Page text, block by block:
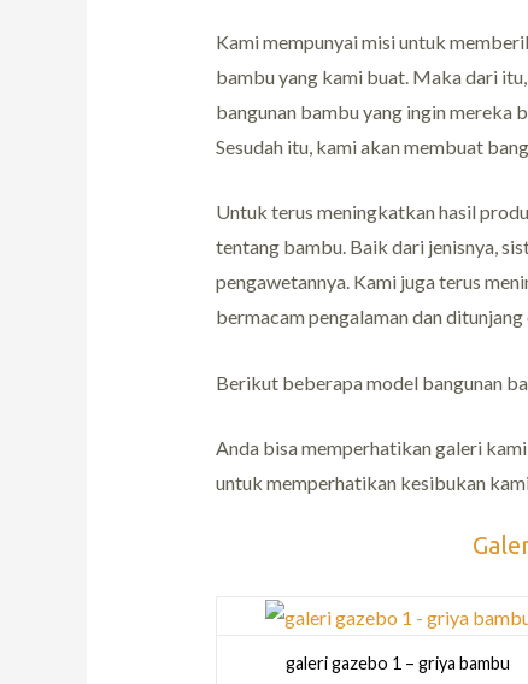
Kami mempunyai misi untuk
bambu yang kami buat. Maka dari
bangunan bambu yang ingin mereka
Sesudah itu, kami akan membuat
Untuk terus meningkatkan hasil
tentang bambu. Baik dari jenisnya,
pengawetannya. Kami juga terus
bermacam pengalaman dan
Berikut beberapa model bangunan
Anda bisa memperhatikan galeri
untuk memperhatikan kesibukan
galeri gazebo 1 – griya bambu